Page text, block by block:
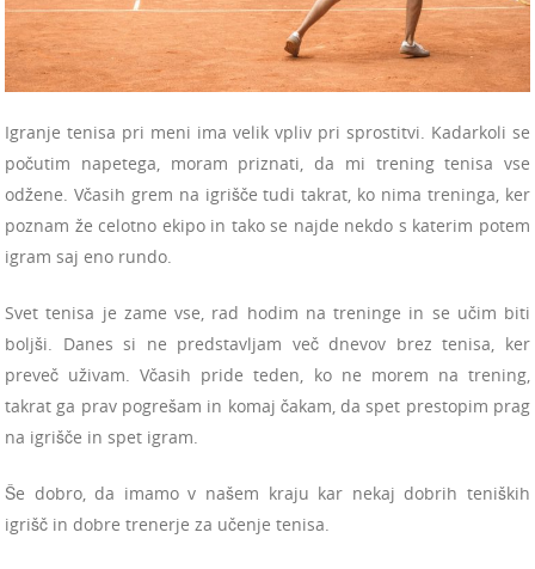
Igranje tenisa pri meni ima velik vpliv pri sprostitvi. Kadarkoli se
počutim napetega, moram priznati, da mi trening tenisa vse
odžene. Včasih grem na igrišče tudi takrat, ko nima treninga, ker
poznam že celotno ekipo in tako se najde nekdo s katerim potem
igram saj eno rundo.
Svet tenisa je zame vse, rad hodim na treninge in se učim biti
boljši. Danes si ne predstavljam več dnevov brez tenisa, ker
preveč uživam. Včasih pride teden, ko ne morem na trening,
takrat ga prav pogrešam in komaj čakam, da spet prestopim prag
na igrišče in spet igram.
Še dobro, da imamo v našem kraju kar nekaj dobrih teniških
igrišč in dobre trenerje za učenje tenisa.